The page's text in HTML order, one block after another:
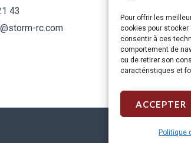
Pour offrir les
cookies pour
consentir à ces
comportement de
ou de retirer son
caractéristiques et
ACCEPTER
Politique
43
rc.com